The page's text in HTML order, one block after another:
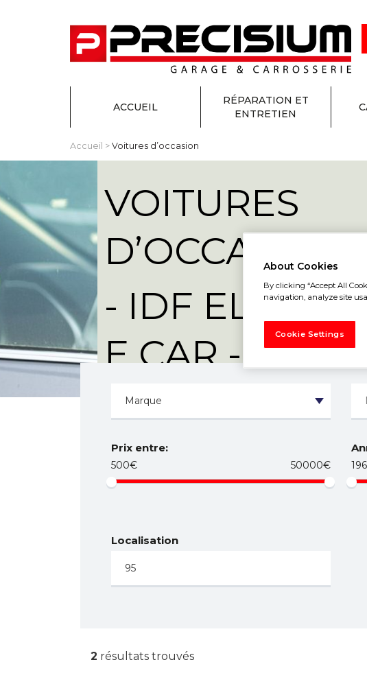
ACCUEIL
RÉPARATION ET
ENTRETIEN
Accueil > Voitures d’occasion
VOITURES
D’OCCASION
- IDF
E CAR -
Prix entre:
500€ 50000€
Localisation
2 résultats trouvés
About Cookies
By clicking “Accept All
navigation, analyze site
Cookie Settings